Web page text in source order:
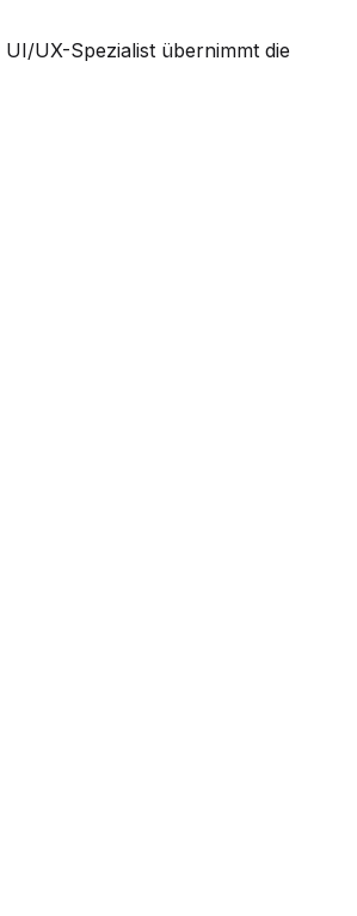
UX-Spezialist übernimmt die